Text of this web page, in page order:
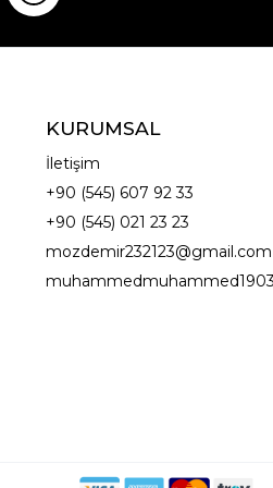
KURUMSAL
İletişim
+90 (545) 607 92 33
+90 (545) 021 23 23
mozdemir232123@gmail.com